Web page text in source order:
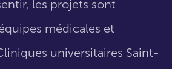
les projets sont
médicales et
universitaires Saint-